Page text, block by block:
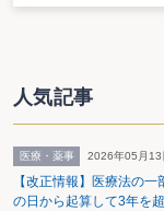
人気記事
医療・薬事 2026年05月13
【改正情報】医療法の
の日から起算して3年を